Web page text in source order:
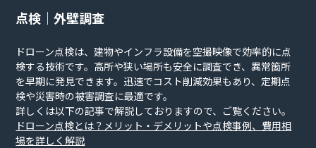
点検｜外壁調査
ドローン点検は、建物やインフラ設備を空撮映像で効率的に点
検する技術です。高所や狭い場所も安全に調査でき、異常箇所
を早期に発見できます。迅速でコスト削減効果もあり、定期点
検や災害時の被害調査に最適です。
詳しくは以下の記事で解説しておりますので、ご覧ください。
ドローン点検とは？メリット・デメリットや点検事例、費用相
場を詳しく解説